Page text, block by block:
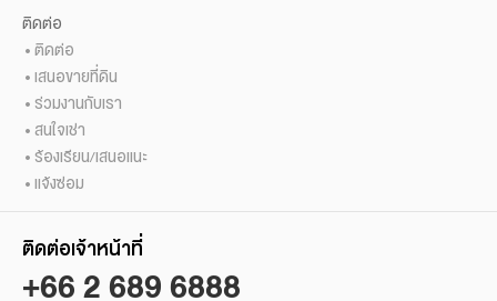
ติดต่อ
ติดต่อ
เสนอขายที่ดิน
ร่วมงานกับเรา
สนใจเช่า
ร้องเรียน/เสนอแนะ
แจ้งซ่อม
ติดต่อเจ้าหน้าที่
+66 2 689 6888